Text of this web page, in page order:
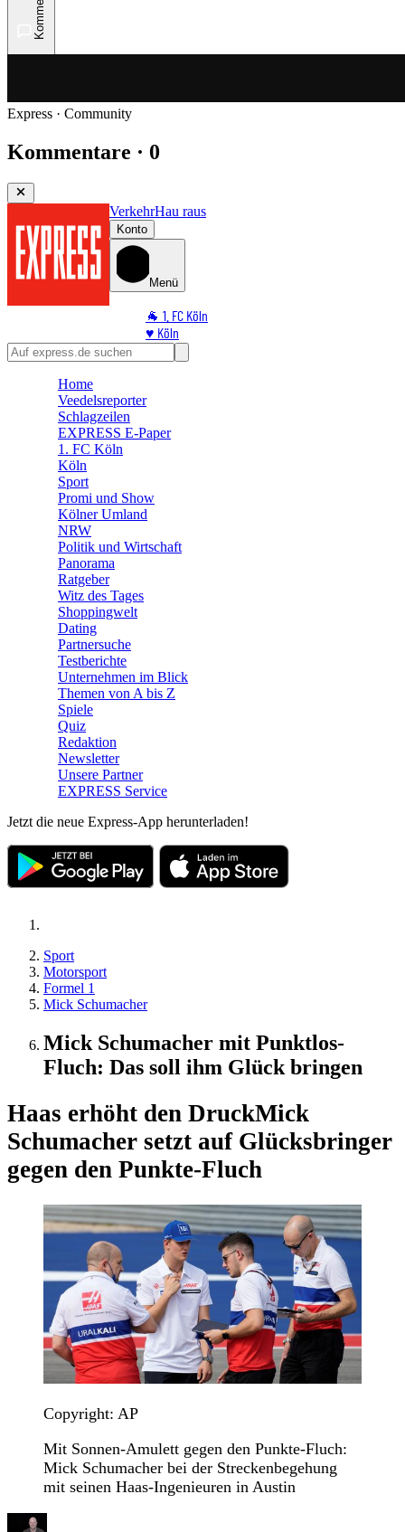
Express · Community
Kommentare · 0
VerkehrHau raus
Konto
Menü
🐐 1. FC Köln
♥️ Köln
⭐ Promi
🛒 Shoppingwelt
Home
Veedelsreporter
Schlagzeilen
EXPRESS E-Paper
1. FC Köln
Köln
Sport
Promi und Show
Kölner Umland
NRW
Politik und Wirtschaft
Panorama
Ratgeber
Witz des Tages
Shoppingwelt
Dating
Partnersuche
Testberichte
Unternehmen im Blick
Themen von A bis Z
Spiele
Quiz
Redaktion
Newsletter
Unsere Partner
EXPRESS Service
Jetzt die neue Express-App herunterladen!
Sport
Motorsport
Formel 1
Mick Schumacher
Mick Schumacher mit Punktlos-
Fluch: Das soll ihm Glück bringen
Haas erhöht den DruckMick
Schumacher setzt auf Glücksbringer
gegen den Punkte-Fluch
Copyright: AP
Mit Sonnen-Amulett gegen den Punkte-Fluch:
Mick Schumacher bei der Streckenbegehung
mit seinen Haas-Ingenieuren in Austin